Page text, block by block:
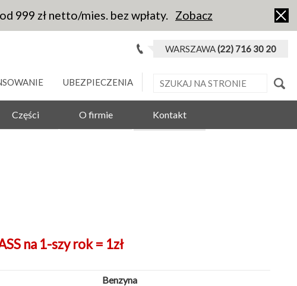
999 zł netto/mies. bez wpłaty. Zobacz
WARSZAWA(22) 716 30 20
UBEZPIECZENIA
Części O firmie Kontakt
na 1-szy rok = 1zł
Benzyna